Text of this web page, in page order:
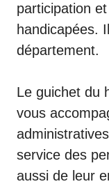
participation
handicapées.
département.
Le guichet du
vous
service des
aussi de leur